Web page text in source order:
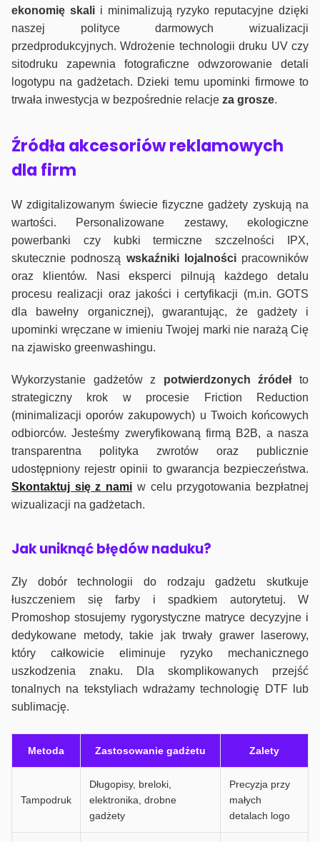
ekonomię skalii minimalizują ryzyko reputacyjne dzięki
naszej polityce darmowych wizualizacji
przedprodukcyjnych. Wdrożenie technologii druku UV czy
sitodruku zapewnia fotograficzne odwzorowanie detali
logotypu na gadżetach. Dzieki temu upominki firmowe to
trwała inwestycja w bezpośrednie relacje za grosze.
Źródła akcesoriów reklamowych
dla firm
W zdigitalizowanym świecie fizyczne gadżety zyskują na
wartości. Personalizowane zestawy, ekologiczne
powerbanki czy kubki termiczne szczelności IPX,
skutecznie podnoszą wskaźniki lojalnościpracowników
oraz klientów. Nasi eksperci pilnują każdego detalu
procesu realizacji oraz jakości i certyfikacji (m.in. GOTS
dla bawełny organicznej), gwarantując, że gadżety i
upominki wręczane w imieniu Twojej marki nie narażą Cię
na zjawisko greenwashingu.
Wykorzystanie gadżetów z potwierdzonych źródełto
strategiczny krok w procesie Friction Reduction
(minimalizacji oporów zakupowych) u Twoich końcowych
odbiorców. Jesteśmy zweryfikowaną firmą B2B, a nasza
transparentna polityka zwrotów oraz publicznie
udostępniony rejestr opinii to gwarancja bezpieczeństwa.
Skontaktuj się z nami w celu przygotowania bezpłatnej
wizualizacji na gadżetach.
Jak uniknąć błędów naduku?
Zły dobór technologii do rodzaju gadżetu skutkuje
łuszczeniem się farby i spadkiem autorytetuj. W
Promoshop stosujemy rygorystyczne matryce decyzyjne i
dedykowane metody, takie jak trwały grawer laserowy,
który całkowicie eliminuje ryzyko mechanicznego
uszkodzenia znaku. Dla skomplikowanych przejść
tonalnych na tekstyliach wdrażamy technologię DTF lub
sublimację.
Metoda Zastosowanie gadżetu Zalety
Tampodruk
Długopisy, breloki,
elektronika, drobne
gadżety
Precyzja przy
małych
detalach logo